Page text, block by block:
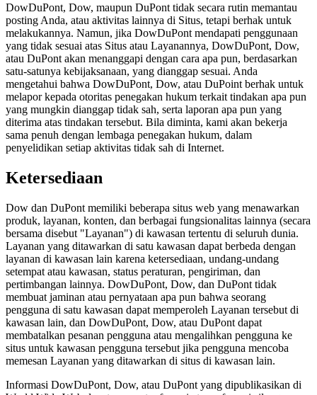
DowDuPont, Dow, maupun DuPont tidak secara rutin memantau
posting Anda, atau aktivitas lainnya di Situs, tetapi berhak untuk
melakukannya. Namun, jika DowDuPont mendapati penggunaan
yang tidak sesuai atas Situs atau Layanannya, DowDuPont, Dow,
atau DuPont akan menanggapi dengan cara apa pun, berdasarkan
satu-satunya kebijaksanaan, yang dianggap sesuai. Anda
mengetahui bahwa DowDuPont, Dow, atau DuPoint berhak untuk
melapor kepada otoritas penegakan hukum terkait tindakan apa pun
yang mungkin dianggap tidak sah, serta laporan apa pun yang
diterima atas tindakan tersebut. Bila diminta, kami akan bekerja
sama penuh dengan lembaga penegakan hukum, dalam
penyelidikan setiap aktivitas tidak sah di Internet.
Ketersediaan
Dow dan DuPont memiliki beberapa situs web yang menawarkan
produk, layanan, konten, dan berbagai fungsionalitas lainnya (secara
bersama disebut "Layanan") di kawasan tertentu di seluruh dunia.
Layanan yang ditawarkan di satu kawasan dapat berbeda dengan
layanan di kawasan lain karena ketersediaan, undang-undang
setempat atau kawasan, status peraturan, pengiriman, dan
pertimbangan lainnya. DowDuPont, Dow, dan DuPont tidak
membuat jaminan atau pernyataan apa pun bahwa seorang
pengguna di satu kawasan dapat memperoleh Layanan tersebut di
kawasan lain, dan DowDuPont, Dow, atau DuPont dapat
membatalkan pesanan pengguna atau mengalihkan pengguna ke
situs untuk kawasan pengguna tersebut jika pengguna mencoba
memesan Layanan yang ditawarkan di situs di kawasan lain.
Informasi DowDuPont, Dow, atau DuPont yang dipublikasikan di